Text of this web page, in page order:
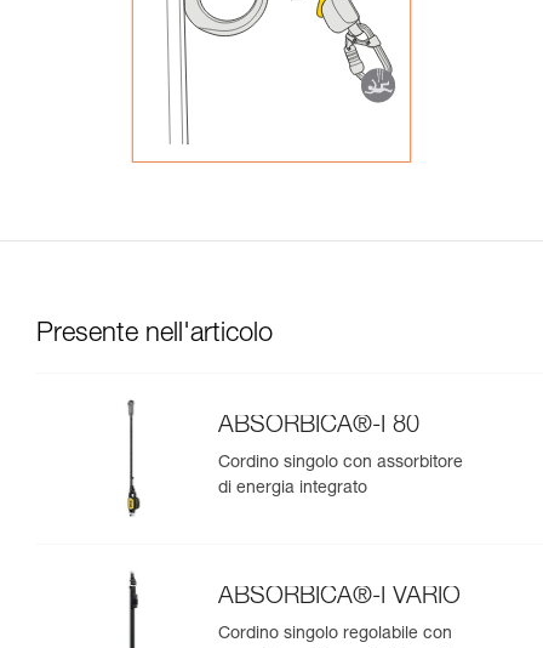
Presente nell'articolo
ABSORBICA®-I 80
Cordino singolo con assorbitore
di energia integrato
ABSORBICA®-I VARIO
Cordino singolo regolabile con